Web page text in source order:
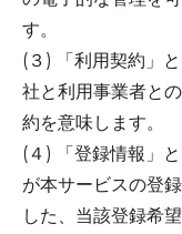
す。
(３) 「利用契約」
社と利用事業者と
約を意味します。
(４) 「登録情報」
が本サービスの登
した、当該登録希